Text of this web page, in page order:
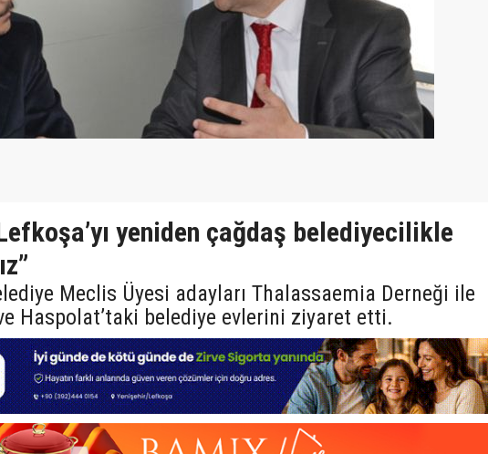
yeniden çağdaş belediyecilikle
Meclis Üyesi adayları Thalassaemia Derneği ile
Haspolat’taki belediye evlerini ziyaret etti.